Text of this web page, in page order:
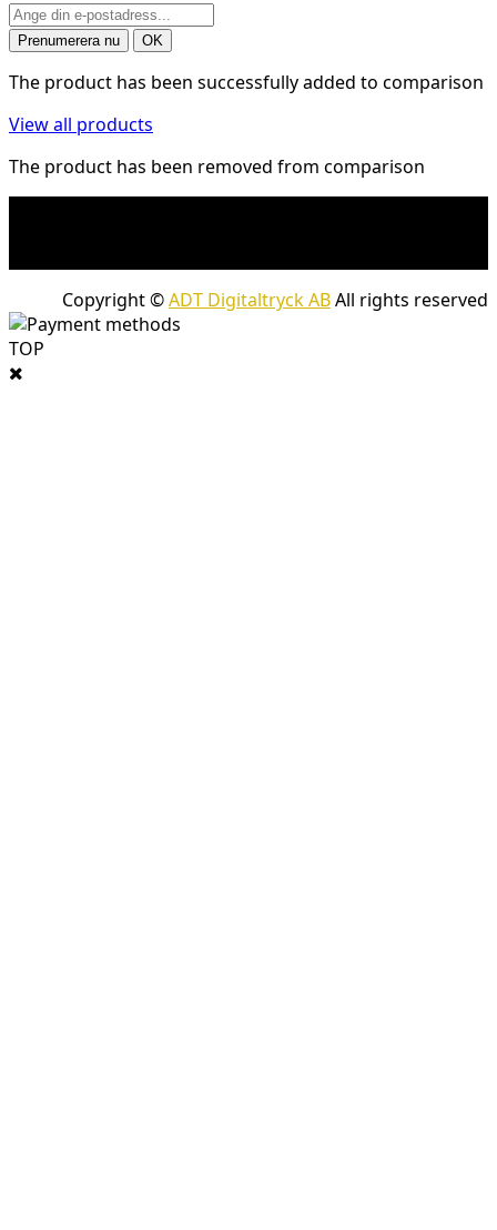
The product has been successfully added to comparison
View all products
The product has been removed from comparison
Copyright ©ADT Digitaltryck ABAll rights reserved
TOP